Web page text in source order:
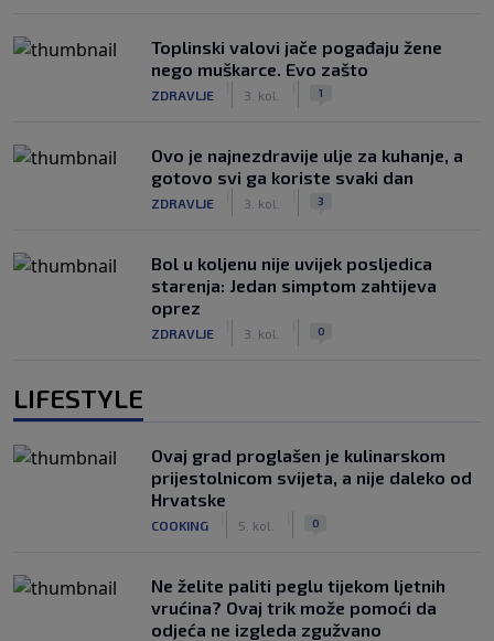
Toplinski valovi jače pogađaju žene
nego muškarce. Evo zašto
ZDRAVLJE 3. kol. 1
Ovo je najnezdravije ulje za kuhanje, a
gotovo svi ga koriste svaki dan
ZDRAVLJE 3. kol. 3
Bol u koljenu nije uvijek posljedica
starenja: Jedan simptom zahtijeva
oprez
ZDRAVLJE 3. kol. 0
LIFESTYLE
Ovaj grad proglašen je kulinarskom
prijestolnicom svijeta, a nije daleko od
Hrvatske
COOKING 5. kol. 0
Ne želite paliti peglu tijekom ljetnih
vrućina? Ovaj trik može pomoći da
odjeća ne izgleda zgužvano